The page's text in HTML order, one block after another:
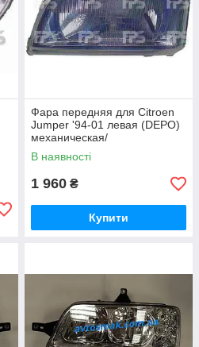
Фара передняя для Citroen
Jumper '94-01 левая (DEPO)
механическая/
гидравлическая
В наявності
1 960 ₴
Купити